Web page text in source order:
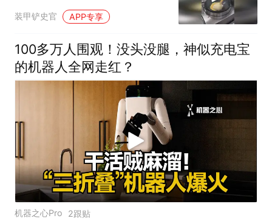
装甲铲史官 APP专享
100多万人围观！没头没腿，神似充电宝
的机器人全网走红？
机器之心Pro 2跟贴